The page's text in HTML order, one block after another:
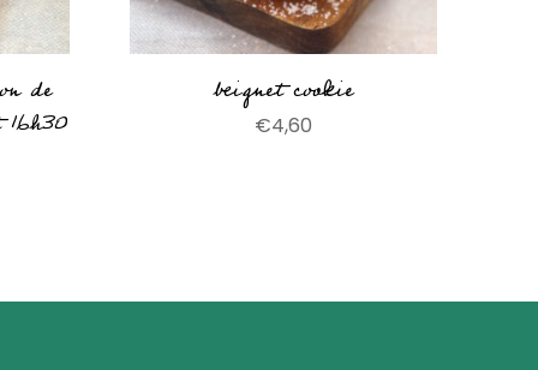
de
beignet cookie
€4,60